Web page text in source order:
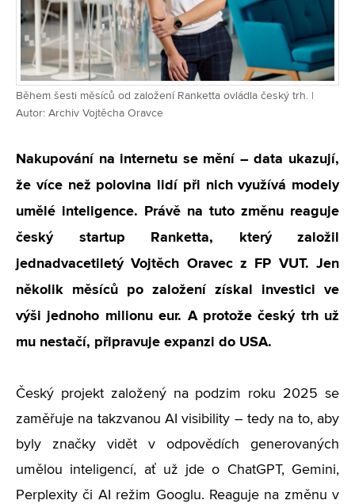
Během šesti měsíců od založení Ranketta ovládla český trh. |
Autor: Archiv Vojtěcha Oravce
Nakupování na internetu se mění – data ukazují,
že více než polovina lidí při nich využívá modely
umělé inteligence. Právě na tuto změnu reaguje
český startup Ranketta, který založil
jednadvacetiletý Vojtěch Oravec z FP VUT. Jen
několik měsíců po založení získal investici ve
výši jednoho milionu eur. A protože český trh už
mu nestačí, připravuje expanzi do USA.
Český projekt založený na podzim roku 2025 se
zaměřuje na takzvanou AI visibility – tedy na to, aby
byly značky vidět v odpovědích generovaných
umělou inteligencí, ať už jde o ChatGPT, Gemini,
Perplexity či AI režim Googlu. Reaguje na změnu v